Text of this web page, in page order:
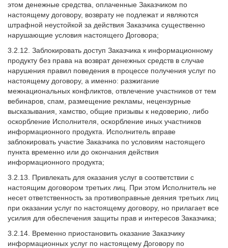
этом денежные средства, оплаченные Заказчиком по
настоящему договору, возврату не подлежат и являются
штрафной неустойкой за действия Заказчика существенно
нарушающие условия настоящего Договора;
3.2.12. Заблокировать доступ Заказчика к информационному
продукту без права на возврат денежных средств в случае
нарушения правил поведения в процессе получения услуг по
настоящему договору, а именно: разжигание
межнациональных конфликтов, отвлечение участников от тем
вебинаров, спам, размещение рекламы, нецензурные
высказывания, хамство, общие призывы к недоверию, либо
оскорбление Исполнителя, оскорбление иных участников
информационного продукта. Исполнитель вправе
заблокировать участие Заказчика по условиям настоящего
пункта временно или до окончания действия
информационного продукта;
3.2.13. Привлекать для оказания услуг в соответствии с
настоящим договором третьих лиц. При этом Исполнитель не
несет ответственность за противоправные деяния третьих лиц
при оказании услуг по настоящему договору, но прилагает все
усилия для обеспечения защиты прав и интересов Заказчика;
3.2.14. Временно приостановить оказание Заказчику
информационных услуг по настоящему Договору по